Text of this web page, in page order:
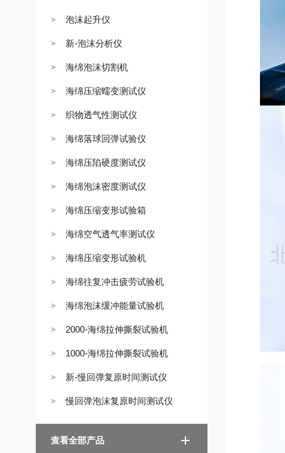
泡沫起升仪
新-泡沫分析仪
海绵泡沫切割机
海绵压缩蠕变测试仪
织物透气性测试仪
海绵落球回弹试验仪
海绵压陷硬度测试仪
海绵泡沫密度测试仪
海绵压缩变形试验箱
海绵空气透气率测试仪
海绵压缩变形试验机
海绵往复冲击疲劳试验机
海绵泡沫缓冲能量试验机
2000-海绵拉伸撕裂试验机
1000-海绵拉伸撕裂试验机
新-慢回弹复原时间测试仪
慢回弹泡沫复原时间测试仪
查看全部产品